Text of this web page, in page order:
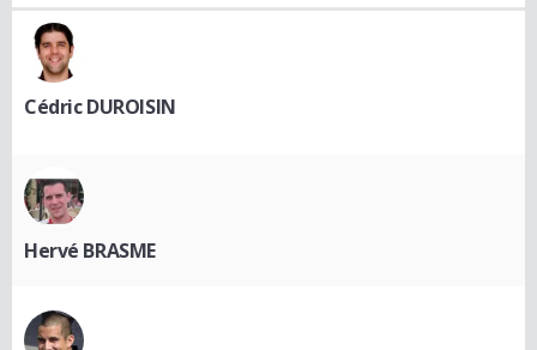
Cédric DUROISIN
Hervé BRASME